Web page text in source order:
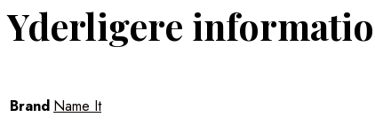
Yderligere
Brand Name It